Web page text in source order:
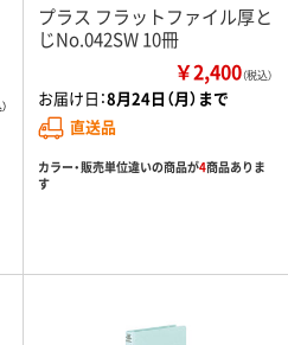
プラス フラットファイル厚と
じNo.042SW 10冊
￥2,400（税込）
お届け日：8月24日（月）まで
直送品
カラー・販売単位違いの商品が4商品ありま
す